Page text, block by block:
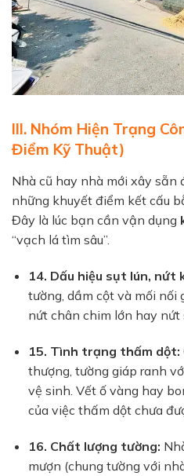
III. Nhóm Hiện Trạng
Điểm Kỹ Thuật)
Nhà cũ hay nhà mới xây sẵn
những khuyết điểm kết cấu
Đây là lúc bạn cần vận dụng
“vạch lá tìm sâu”.
14. Dấu hiệu sụt lún, nứt
tường, dầm cột và mối nối
nứt chân chim lớn hay nứt
15. Tình trạng thấm dột:
thượng, tường giáp ranh
vệ sinh. Vết ố vàng hay
của việc thấm dột chưa
16. Chất lượng tường:
mượn (chung tường với